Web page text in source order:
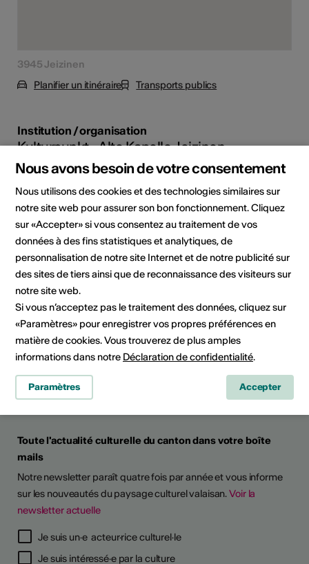
D'ARTISTES
3945 Jeizinen
Planifier un itinéraire
Transports publics
Institution / organisation
Kulturpunkt - Alte Kapelle Jeizinen
3945 Jeizinen
E-Mail
Planifier un itinéraire
Transports publics
Culture Valais
Rue de Lausanne 45
CH - 1950 Sion
+41 (0)27 606 45 69
info@culturevalais.ch
Toute l'actualité culturelle du canton dans votre boîte
mails
Notre newsletter paraît quatre fois par année et vous informe
sur les nouveautés du paysage culturel valaisan.Voir la
newsletter actuelle
Je suis un·e acteur·rice culturel·le
Je suis intéressé·e par la culture
Nous avons besoin de votre consentement
Nous utilisons des cookies et des technologies similaires sur
notre site web pour assurer son bon fonctionnement. Cliquez
sur «Accepter» si vous consentez au traitement de vos
données à des fins statistiques et analytiques, de
personnalisation de notre site Internet et de notre publicité sur
des sites de tiers ainsi que de reconnaissance des visiteurs sur
notre site web.
Si vous n’acceptez pas le traitement des données, cliquez sur
«Paramètres» pour enregistrer vos propres préférences en
matière de cookies. Vous trouverez de plus amples
informations dans notre Déclaration de confidentialité.
Paramètres Accepter